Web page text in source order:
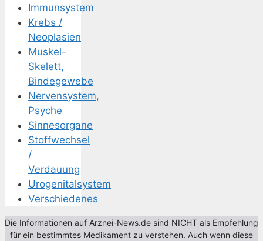
Immunsystem
Krebs /
Neoplasien
Muskel-
Skelett,
Bindegewebe
Nervensystem,
Psyche
Sinnesorgane
Stoffwechsel
/
Verdauung
Urogenitalsystem
Verschiedenes
Die Informationen auf Arznei-News.de sind NICHT als Empfehlung
für ein bestimmtes Medikament zu verstehen. Auch wenn diese